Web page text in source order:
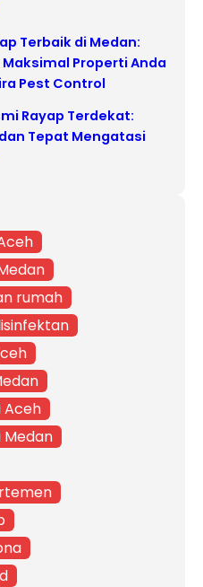
Terbaik di Medan:
Properti Anda
Pest Control
Rayap Terdekat:
Tepat Mengatasi
rumah
Aceh
Medan